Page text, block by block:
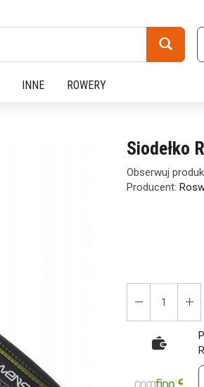
INNE ROWERY
Siodełko
Obserwuj
Producent: